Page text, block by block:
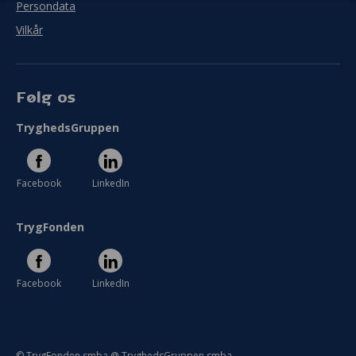
indfriet?
Se hele evaluering
Persondata
Vilkår
Følg os
TryghedsGruppen
Facebook LinkedIn
TrygFonden
Facebook LinkedIn